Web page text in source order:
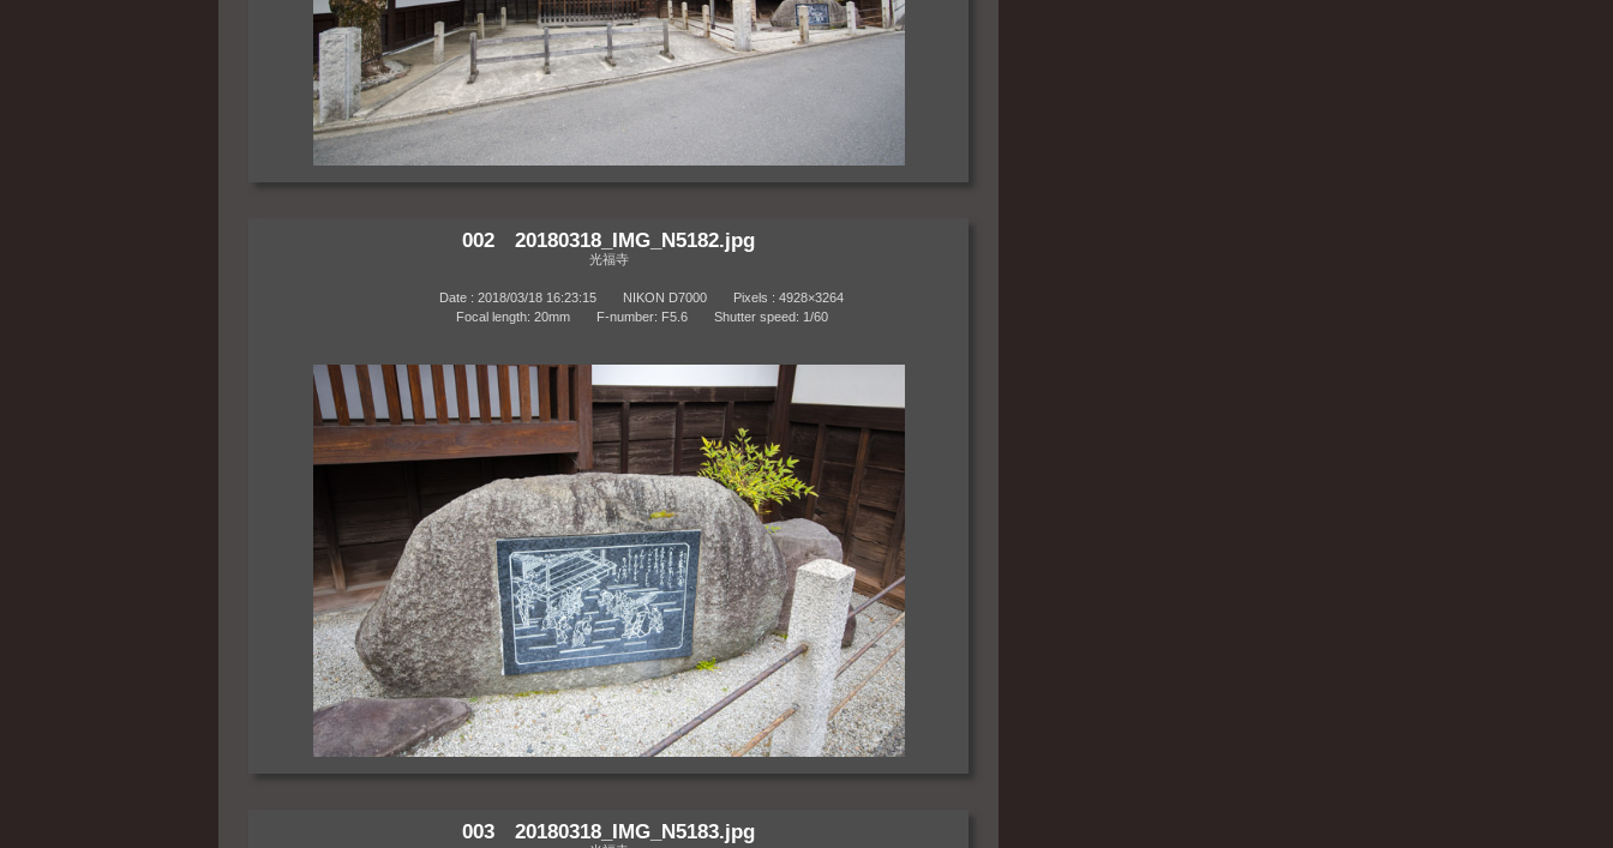
002 20180318_IMG_N5182.jpg
光福寺
Date : 2018/03/18 16:23:15 NIKON D7000 Pixels : 4928×3264
Focal length: 20mm F-number: F5.6 Shutter speed: 1/60
003 20180318_IMG_N5183.jpg